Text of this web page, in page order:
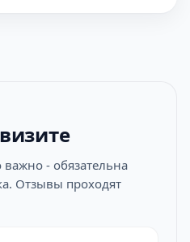
важно - обязательна
Отзывы проходят